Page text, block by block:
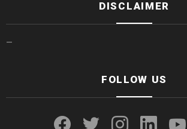
DISCLAIMER
—
FOLLOW US